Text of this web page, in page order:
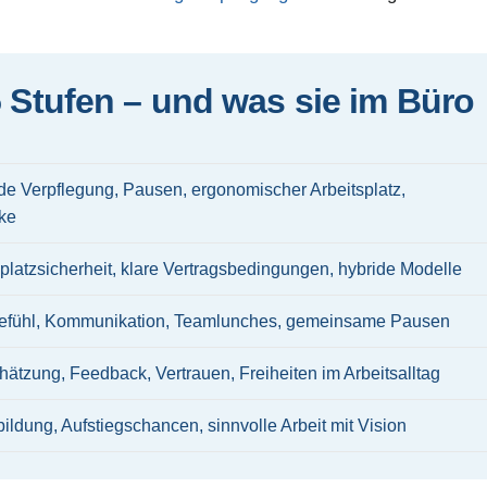
– und was sie im Büro
Verpflegung, Pausen, ergonomischer Arbeitsplatz,
klare Vertragsbedingungen, hybride Modelle
Kommunikation, Teamlunches, gemeinsame Pausen
Feedback, Vertrauen, Freiheiten im Arbeitsalltag
Aufstiegschancen, sinnvolle Arbeit mit Vision